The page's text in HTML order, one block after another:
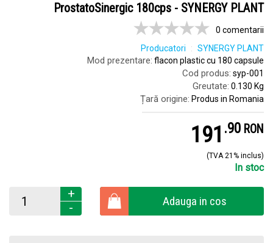
ProstatoSinergic 180cps - SYNERGY PLANT
0 comentarii
Producatori
SYNERGY PLANT
Mod prezentare: flacon plastic cu 180 capsule
Cod produs: syp-001
Greutate: 0.130 Kg
Țară origine: Produs in Romania
191 .9 RON
(TVA 21% inclus)
In stoc
+
-
Adauga in cos